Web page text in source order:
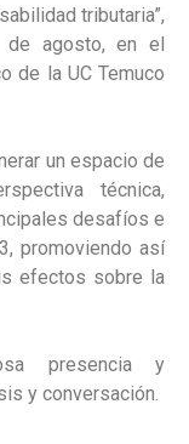
tributaria”,
agosto, en el
de la UC Temuco
un espacio de
técnica,
desafíos e
promoviendo así
efectos sobre la
presencia y
y conversación.